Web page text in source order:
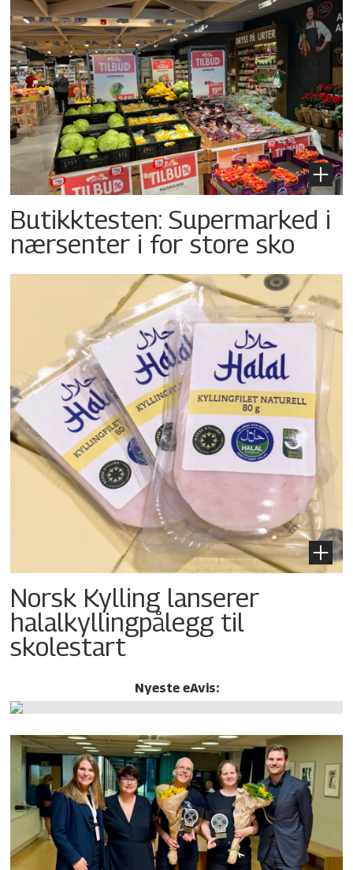
Butikktesten: Supermarked i
nærsenter i for store sko
Norsk Kylling lanserer
halalkylling­pålegg til
skolestart
Nyeste eAvis: